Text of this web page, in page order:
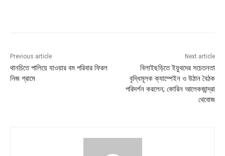
Previous article
থানচিতে পালিয়ে যাওয়ার বম পরিবার ফিরল
নিজ গ্রামে
Next article
বিলাইছড়িতে ইয়ুথদের সচেতনতা
বৃদ্ধিমূলক ক্যাম্পেইন ও উঠান বৈঠক
পরিদর্শন করলেন; কোরিন আলেকজান্দ্রা
থেবোজ